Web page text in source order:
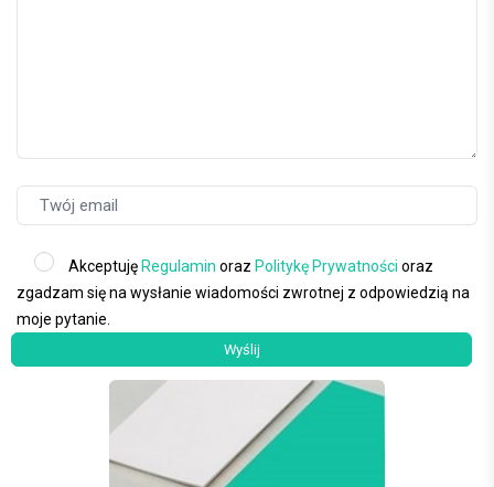
Akceptuję Regulamin oraz Politykę Prywatności oraz
zgadzam się na wysłanie wiadomości zwrotnej z odpowiedzią na
moje pytanie.